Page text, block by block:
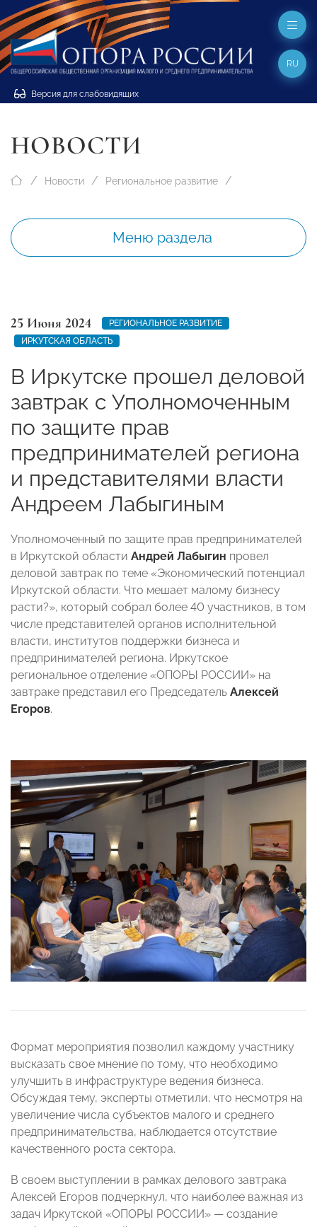
Версия для слабовидящих
RU
НОВОСТИ
Новости Региональное развитие
Меню раздела
25 Июня 2024
РЕГИОНАЛЬНОЕ РАЗВИТИЕ
ИРКУТСКАЯ ОБЛАСТЬ
В Иркутске прошел деловой
завтрак с Уполномоченным
по защите прав
предпринимателей региона
и представителями власти
Андреем Лабыгиным
Уполномоченный по защите прав предпринимателей
в Иркутской области Андрей Лабыгин провел
деловой завтрак по теме «Экономический потенциал
Иркутской области. Что мешает малому бизнесу
расти?», который собрал более 40 участников, в том
числе представителей органов исполнительной
власти, институтов поддержки бизнеса и
предпринимателей региона. Иркутское
региональное отделение «ОПОРЫ РОССИИ» на
завтраке представил его Председатель Алексей
Егоров.
Формат мероприятия позволил каждому участнику
высказать свое мнение по тому, что необходимо
улучшить в инфраструктуре ведения бизнеса.
Обсуждая тему, эксперты отметили, что несмотря на
увеличение числа субъектов малого и среднего
предпринимательства, наблюдается отсутствие
качественного роста сектора.
В своем выступлении в рамках делового завтрака
Алексей Егоров подчеркнул, что наиболее важная из
задач Иркутской «ОПОРЫ РОССИИ» — создание